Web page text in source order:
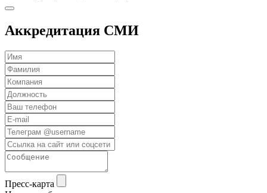
Аккредитация СМИ
Пресс-карта